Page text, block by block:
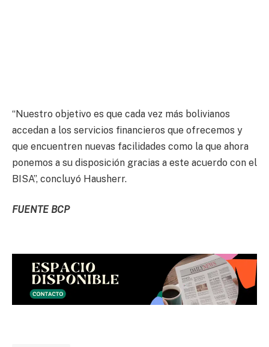
“Nuestro objetivo es que cada vez más bolivianos
accedan a los servicios financieros que ofrecemos y
que encuentren nuevas facilidades como la que ahora
ponemos a su disposición gracias a este acuerdo con el
BISA”, concluyó Hausherr.
FUENTE BCP